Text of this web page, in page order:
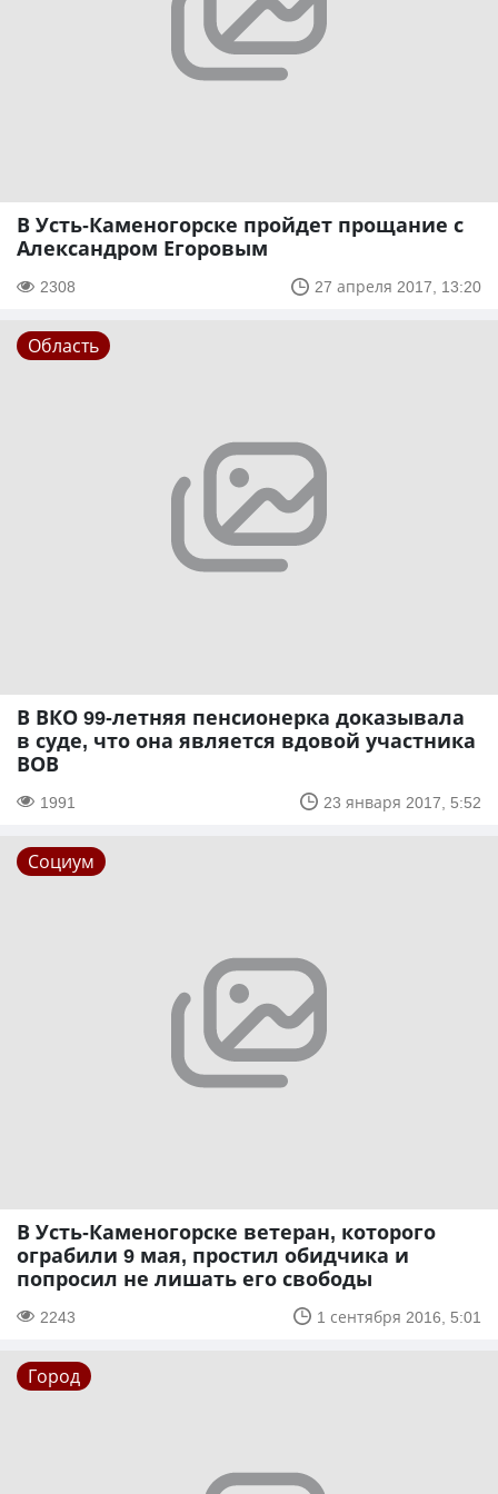
В Усть-Каменогорске пройдет прощание с
Александром Егоровым
2308 27 апреля 2017, 13:20
Область
В ВКО 99-летняя пенсионерка доказывала
в суде, что она является вдовой участника
ВОВ
1991 23 января 2017, 5:52
Социум
В Усть-Каменогорске ветеран, которого
ограбили 9 мая, простил обидчика и
попросил не лишать его свободы
2243 1 сентября 2016, 5:01
Город